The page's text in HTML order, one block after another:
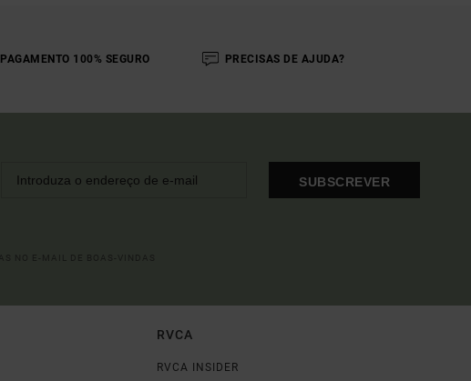
PAGAMENTO 100% SEGURO PRECISAS DE AJUDA?
SUBSCREVER
RVCA
RVCA INSIDER